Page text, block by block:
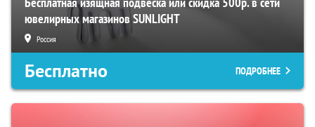
ювелирных магазинов SUNLIGHT
Россия
Бесплатно ПОДРОБНЕЕ